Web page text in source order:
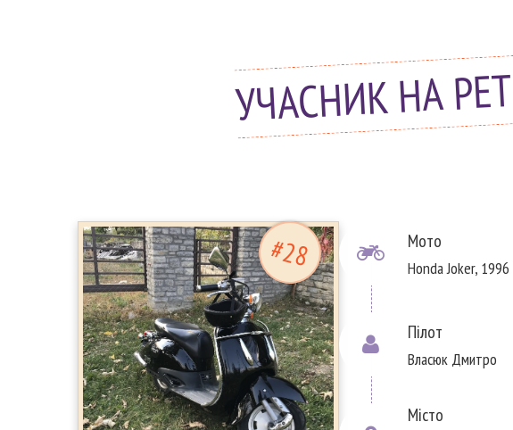
УЧАСНИК НА
#28 Мото
Honda Joker, 1996
Пілот
Власюк Дмитро
Місто